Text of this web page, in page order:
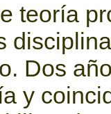
teoría
Dos
y